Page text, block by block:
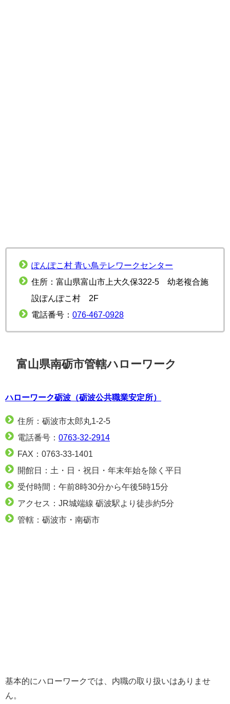
ぽんぽこ村 青い鳥テレワークセンター
住所：富山県富山市上大久保322-5 幼老複合施
設ぽんぽこ村 2F
電話番号： 076-467-0928
富山県南砺市管轄ハローワーク
ハローワーク砺波（砺波公共職業安定所）
住所：砺波市太郎丸1-2-5
電話番号： 0763-32-2914
FAX：0763-33-1401
開館日：土・日・祝日・年末年始を除く平日
受付時間：午前8時30分から午後5時15分
アクセス：JR城端線 砺波駅より徒歩約5分
管轄：砺波市・南砺市
基本的にハローワークでは、内職の取り扱いはありませ
ん。